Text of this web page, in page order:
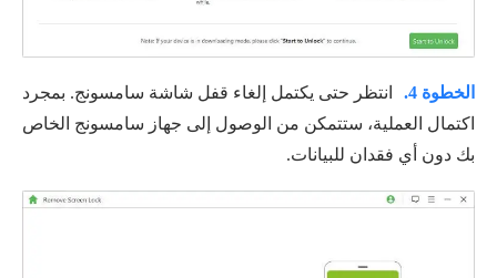
الخطوة 4.
انتظر حتى يكتمل إلغاء قفل شاشة سامسونج. بمجرد
اكتمال العملية، ستتمكن من الوصول إلى جهاز سامسونج الخاص
بك دون أي فقدان للبيانات.